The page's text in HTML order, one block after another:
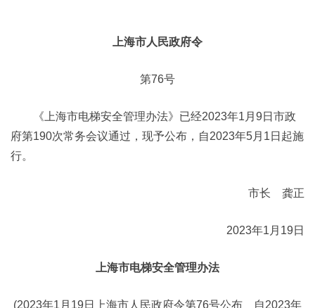
上海市人民政府令
第76号
《上海市电梯安全管理办法》已经2023年1月9日市政
府第190次常务会议通过，现予公布，自2023年5月1日起施
行。
市长 龚正
2023年1月19日
上海市电梯安全管理办法
(2023年1月19日上海市人民政府令第76号公布 自2023年